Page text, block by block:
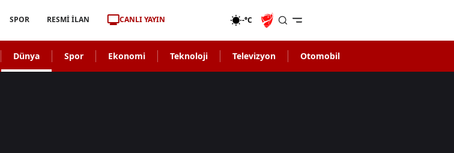
SPOR RESMİ İLAN CANLI YAYIN -°C
Dünya Spor Ekonomi Teknoloji Televizyon Otomobil